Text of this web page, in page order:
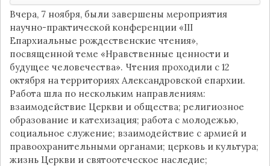
Вчера, 7 ноября, были завершены мероприятия
научно-практической конференции «III
Епархиальные рождественские чтения»,
посвященной теме «Нравственные ценности и
будущее человечества». Чтения проходили с 12
октября на территориях Александровской епархии.
Работа шла по нескольким направлениям:
взаимодействие Церкви и общества; религиозное
образование и катехизация; работа с молодежью,
социальное служение; взаимодействие с армией и
правоохранительными органами; церковь и культура;
жизнь Церкви и святоотеческое наследие;